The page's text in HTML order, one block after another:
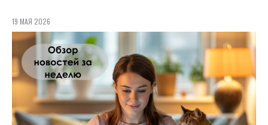
19 МАЯ 2026